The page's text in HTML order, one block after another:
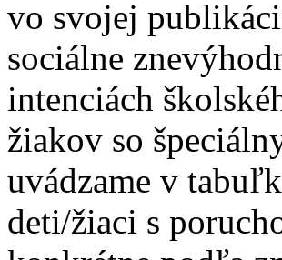
vo svojej
sociálne
intenciách
žiakov so
uvádzame v
deti/žiaci s